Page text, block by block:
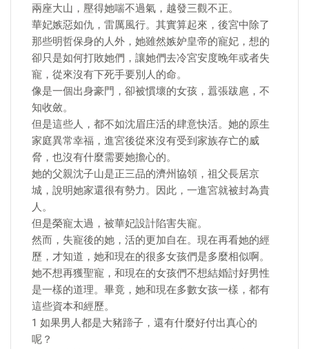
兩座大山，壓得她喘不過氣，越發三觀不正。
華妃嫉惡如仇，雷厲風行。其實算起來，後宮中除了
那些明哲保身的人外，她雖然嫉妒皇帝的寵妃，想的
卻只是如何打敗她們，讓她們去冷宮安度晚年或者失
寵，從來沒有下死手要別人的命。
像是一個出身豪門，卻被慣壞的女孩，囂張跋扈，不
知收斂。
但是這些人，都不如沈眉庄活的肆意快活。她的原生
家庭異常幸福，進宮後從來沒有受到家族存亡的威
脅，也沒有什麼需要她擔心的。
她的父親沈子山是正三品的濟州協領，祖父長居京
城，說明她家還很有勢力。因此，一進宮就被封為貴
人。
但是榮寵太過，被華妃設計陷害失寵。
然而，失寵後的她，活的更加自在。現在再看她的經
歷，才知道，她和現在的很多女孩們是多麼相似啊。
她不想再獲聖寵，和現在的女孩們不想結婚討好男性
是一樣的道理。畢竟，她和現在多數女孩一樣，都有
這些資本和經歷。
1 如果男人都是大豬蹄子，還有什麼好付出真心的
呢？